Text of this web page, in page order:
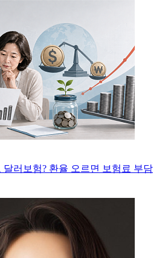
달러보험? 환율 오르면 보험료 부담